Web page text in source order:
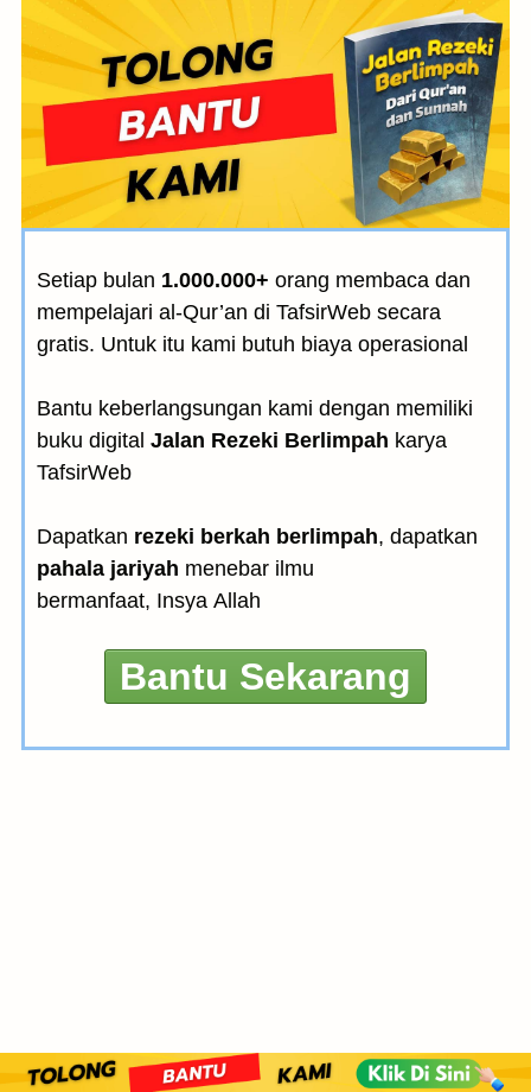
Setiap bulan 1.000.000+ orang membaca dan
mempelajari al-Qur’an di TafsirWeb secara
gratis. Untuk itu kami butuh biaya operasional
Bantu keberlangsungan kami dengan memiliki
buku digital Jalan Rezeki Berlimpah karya
TafsirWeb
Dapatkan rezeki berkah berlimpah, dapatkan
pahala jariyah menebar ilmu
bermanfaat, Insya Allah
Bantu Sekarang